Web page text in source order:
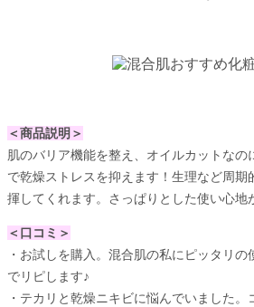
＜商品説明＞
肌のバリア機能を整え、オイルカットなの
で乾燥ストレスを抑えます！生理など周期
揮してくれます。さっぱりとした使い心地
＜口コミ＞
・お試しを購入。混合肌の私にピッタリ
でリピします♪
・テカリと乾燥ニキビに悩んでいました